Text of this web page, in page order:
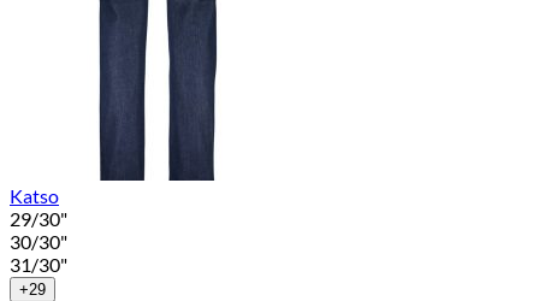
Katso
29/30"
30/30"
31/30"
+29